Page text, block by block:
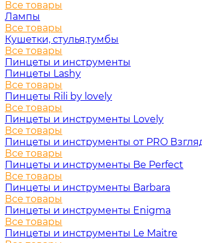
Все товары
Лампы
Все товары
Кушетки, стулья,тумбы
Все товары
Пинцеты и инструменты
Пинцеты Lashy
Все товары
Пинцеты Rili by lovely
Все товары
Пинцеты и инструменты Lovely
Все товары
Пинцеты и инструменты от PRO
Все товары
Пинцеты и инструменты Be Perfect
Все товары
Пинцеты и инструменты Barbara
Все товары
Пинцеты и инструменты Enigma
Все товары
Пинцеты и инструменты Le Maitre